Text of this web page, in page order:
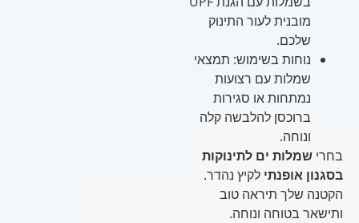
מובנית לעור התינוק
שלכם.
נוחות בשימוש: תמצאי
שמלות עם רצועות
נמתחות או סגירות
ברוכסן להלבשה קלה
ונוחה.
בחרישמלות ים לתינוקות
בסגנון אופנתילקיץ נהדר.
הקטנה שלך תיראה טוב
ותישאר בטוחה ונוחה.